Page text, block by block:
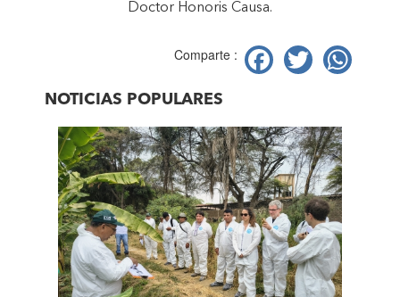
Doctor Honoris Causa.
Comparte : Facebook
Twitter
NOTICIAS POPULARES